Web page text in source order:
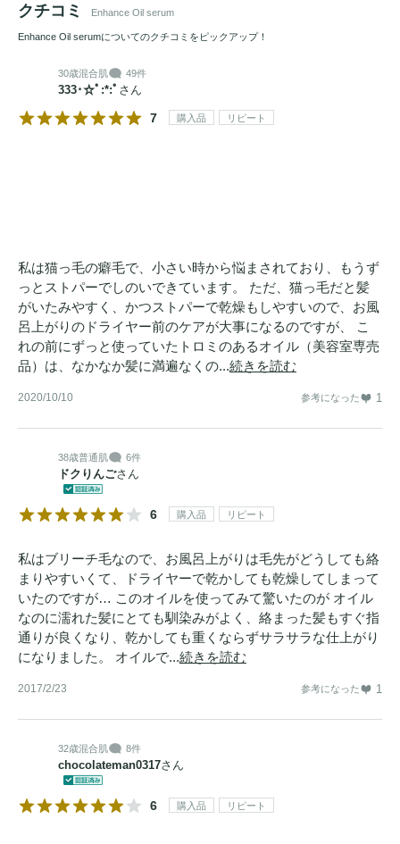
クチコミ Enhance Oil serum
Enhance Oil serumについてのクチコミをピックアップ！
30歳混合肌 49件
333･☆ﾟ:*:ﾟ さん
7 購入品 リピート
私は猫っ毛の癖毛で、小さい時から悩まされており、もうず
っとストパーでしのいできています。 ただ、猫っ毛だと髪
がいたみやすく、かつストパーで乾燥もしやすいので、お風
呂上がりのドライヤー前のケアが大事になるのですが、 こ
れの前にずっと使っていたトロミのあるオイル（美容室専売
品）は、なかなか髪に満遍なくの...続きを読む
2020/10/10 参考になった 1
38歳普通肌 6件
ドクりんごさん
6 購入品 リピート
私はブリーチ毛なので、お風呂上がりは毛先がどうしても絡
まりやすいくて、ドライヤーで乾かしても乾燥してしまって
いたのですが… このオイルを使ってみて驚いたのが オイル
なのに濡れた髪にとても馴染みがよく、絡まった髪もすぐ指
通りが良くなり、乾かしても重くならずサラサラな仕上がり
になりました。 オイルで...続きを読む
2017/2/23 参考になった 1
32歳混合肌 8件
chocolateman0317さん
6 購入品 リピート